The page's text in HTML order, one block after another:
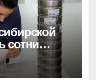
сотни
мест